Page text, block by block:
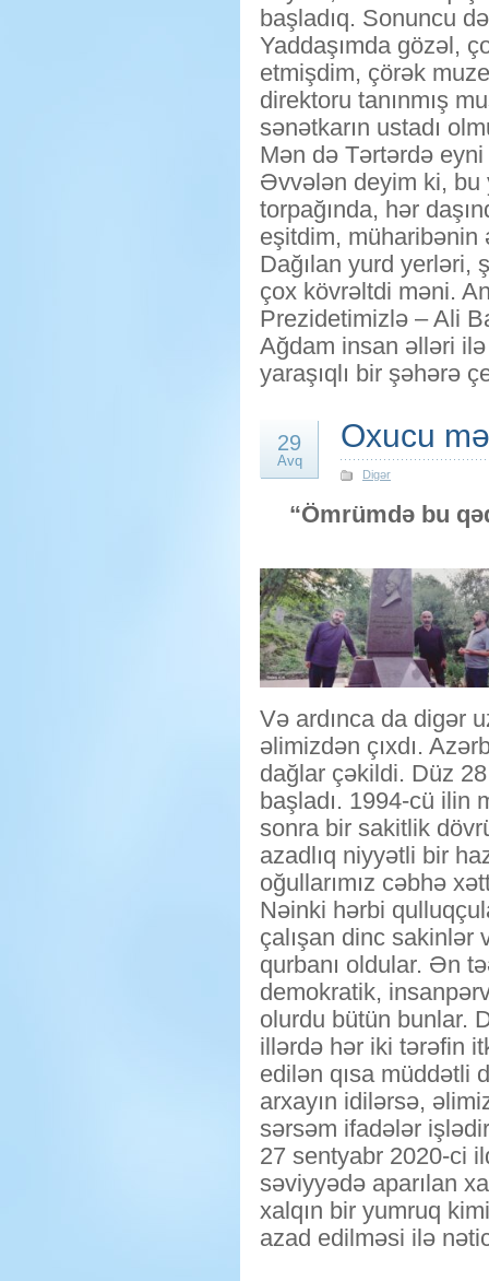
başladıq. Sonuncu
Yaddaşımda gözəl,
etmişdim, çörək
direktoru tanınmış
sənətkarın ustadı
Mən də Tərtərdə
Əvvələn deyim ki, bu
torpağında, hər
eşitdim, müharibənin
Dağılan yurd yerləri,
çox kövrəltdi məni.
Prezidetimizlə – Ali
Ağdam insan əlləri
yaraşıqlı bir şəhərə
29
Avq
Oxucu
Digər
“Ömrümdə bu
Və ardınca da digər
əlimizdən çıxdı.
dağlar çəkildi. Düz
başladı. 1994-cü ilin
sonra bir sakitlik
azadlıq niyyətli bir
oğullarımız cəbhə
Nəinki hərbi
çalışan dinc sakinlər
qurbanı oldular. Ən
demokratik,
olurdu bütün bunlar.
illərdə hər iki tərəfin
edilən qısa müddətli
arxayın idilərsə,
sərsəm ifadələr
27 sentyabr 2020-ci
səviyyədə aparılan
xalqın bir yumruq
azad edilməsi ilə